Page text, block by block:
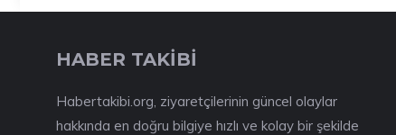
HABER TAKİBİ
Habertakibi.org, ziyaretçilerinin güncel olaylar
hakkında en doğru bilgiye hızlı ve kolay bir şekilde